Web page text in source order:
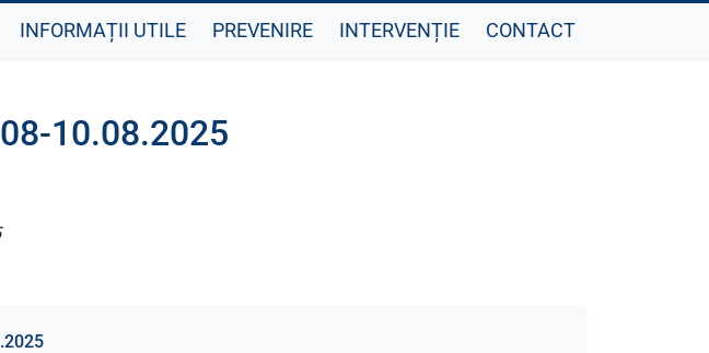
INFORMAȚII UTILE PREVENIRE INTERVENȚIE CONTACT
10.08.2025